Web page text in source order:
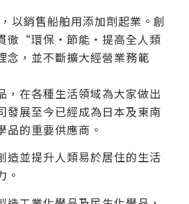
以銷售船舶用添加劑起業。創
徹“環保・節能・提高全人類
，並不斷擴大經營業務範
，在各種生活領域為大家做出
發展至今已經成為日本及東南
品的重要供應商。
造並提升人類易於居住的生活
。